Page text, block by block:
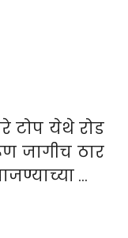
टोप येथे रोड
जागीच ठार
…